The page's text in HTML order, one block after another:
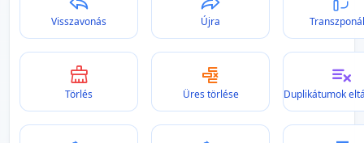
Visszavonás Újra
Törlés Üres törlése Duplikátumok